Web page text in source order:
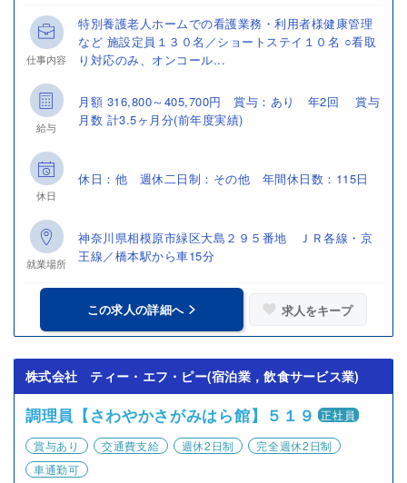
仕事内容
特別養護老人ホームでの看護業務・利用者様健康管理
など 施設定員１３０名／ショートステイ１０名 ○看取
り対応のみ、オンコール...
給与
月額 316,800～405,700円 賞与：あり 年2回 賞与
月数 計3.5ヶ月分(前年度実績)
休日
休日：他 週休二日制：その他 年間休日数：115日
就業場所
神奈川県相模原市緑区大島２９５番地 ＪＲ各線・京
王線／橋本駅から車15分
この求人の詳細へ 求人をキープ
株式会社 ティー・エフ・ピー(宿泊業，飲食サービス業)
調理員【さわやかさがみはら館】５１９
正社員
賞与あり
交通費支給 週休2日制
完全週休2日制
車通勤可